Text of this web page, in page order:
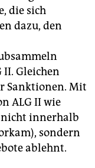
die sich
dazu, den
Gleichen
Sanktionen. Mit
ALG II wie
nicht innerhalb
sondern
ablehnt.